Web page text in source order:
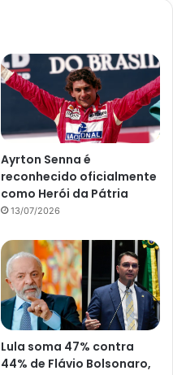
Ayrton Senna é
reconhecido oficialmente
como Herói da Pátria
13/07/2026
Lula soma 47% contra
44% de Flávio Bolsonaro,